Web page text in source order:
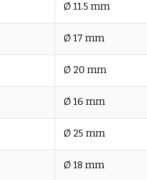
Ø 11.5 mm
Ø 17 mm
Ø 20 mm
Ø 16 mm
Ø 25 mm
Ø 18 mm